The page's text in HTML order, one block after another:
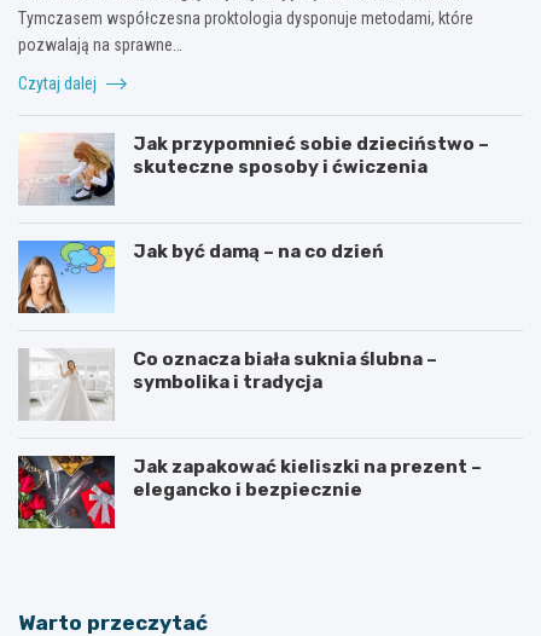
Tymczasem współczesna proktologia dysponuje metodami, które
pozwalają na sprawne…
Czytaj dalej
Jak przypomnieć sobie dzieciństwo –
skuteczne sposoby i ćwiczenia
Jak być damą – na co dzień
Co oznacza biała suknia ślubna –
symbolika i tradycja
Jak zapakować kieliszki na prezent –
elegancko i bezpiecznie
Warto przeczytać